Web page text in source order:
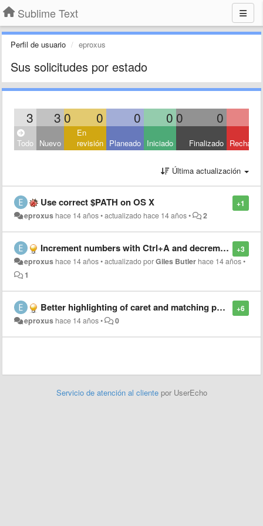
Sublime Text
Perfil de usuario eproxus
Sus solicitudes por estado
3 3 0 0 0 0 0 0
Todo Nuevo
En
revisión Planeado Iniciado Finalizado
Última actualización
+1
Use correct $PATH on OS X
eproxus hace 14 años•actualizado hace 14 años• 2
+3
Increment numbers with Ctrl+A and decrement with Ctrl+X in Vintage mode
eproxus hace 14 años•actualizado porGiles Butler hace 14 años•
1
+6
Better highlighting of caret and matching parentheses
eproxus hace 14 años• 0
Servicio de atención al cliente por UserEcho